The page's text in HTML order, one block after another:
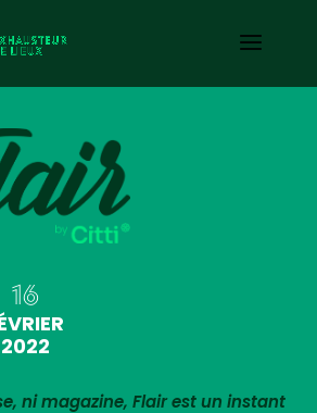
16
2022
ni magazine, Flair est un instant